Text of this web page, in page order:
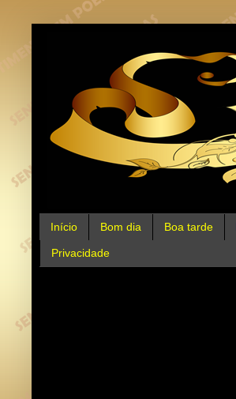
Início Bom dia Boa tarde
Privacidade